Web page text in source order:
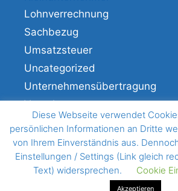
Lohnverrechnung
Sachbezug
Umsatzsteuer
Uncategorized
Unternehmensübertragung
Veranlagung
Verfahren
© 2026 BHM
Diese Webseite verwendet
persönlichen Informationen an Dritte
von Ihrem Einverständnis aus.
Einstellungen / Settings (Link gleich
Text) widersprechen.
Cookie
Akzeptieren